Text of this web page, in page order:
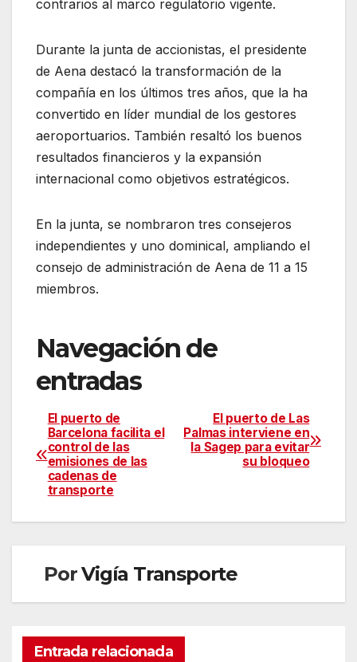
contrarios al marco regulatorio vigente.
Durante la junta de accionistas, el presidente
de Aena destacó la transformación de la
compañía en los últimos tres años, que la ha
convertido en líder mundial de los gestores
aeroportuarios. También resaltó los buenos
resultados financieros y la expansión
internacional como objetivos estratégicos.
En la junta, se nombraron tres consejeros
independientes y uno dominical, ampliando el
consejo de administración de Aena de 11 a 15
miembros.
Navegación de
entradas
El puerto de Las
Palmas interviene en
la Sagep para evitar
su bloqueo
El puerto de
Barcelona facilita el
control de las
emisiones de las
cadenas de
transporte
PorVigía Transporte
Entrada relacionada